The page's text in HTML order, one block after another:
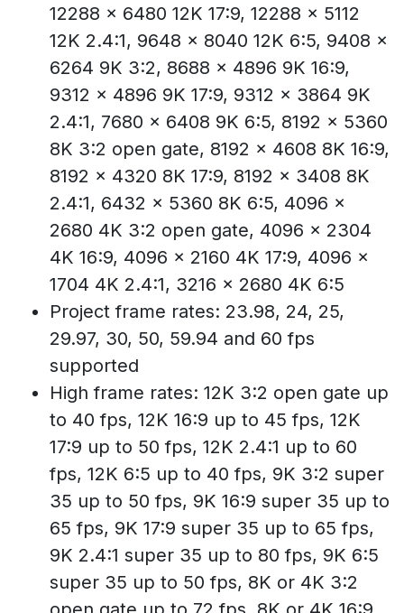
12288 x 6480 12K 17:9, 12288 x 5112
12K 2.4:1, 9648 x 8040 12K 6:5, 9408 x
6264 9K 3:2, 8688 x 4896 9K 16:9,
9312 x 4896 9K 17:9, 9312 x 3864 9K
2.4:1, 7680 x 6408 9K 6:5, 8192 x 5360
8K 3:2 open gate, 8192 x 4608 8K 16:9,
8192 x 4320 8K 17:9, 8192 x 3408 8K
2.4:1, 6432 x 5360 8K 6:5, 4096 x
2680 4K 3:2 open gate, 4096 x 2304
4K 16:9, 4096 x 2160 4K 17:9, 4096 x
1704 4K 2.4:1, 3216 x 2680 4K 6:5
Project frame rates: 23.98, 24, 25,
29.97, 30, 50, 59.94 and 60 fps
supported
High frame rates: 12K 3:2 open gate up
to 40 fps, 12K 16:9 up to 45 fps, 12K
17:9 up to 50 fps, 12K 2.4:1 up to 60
fps, 12K 6:5 up to 40 fps, 9K 3:2 super
35 up to 50 fps, 9K 16:9 super 35 up to
65 fps, 9K 17:9 super 35 up to 65 fps,
9K 2.4:1 super 35 up to 80 fps, 9K 6:5
super 35 up to 50 fps, 8K or 4K 3:2